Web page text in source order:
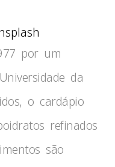
por um
da
o cardápio
refinados
são